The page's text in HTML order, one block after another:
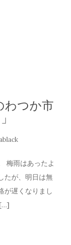
わつか市
梅雨はあったよ
たが、明日は無
が遅くなりまし